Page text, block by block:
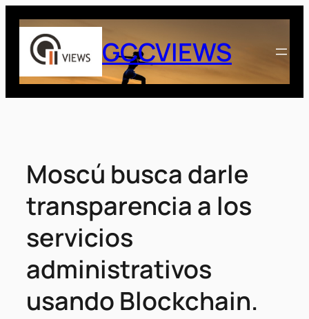
Saltar
contenido
GCCVIEWS
Moscú busca darle
transparencia a los
servicios
administrativos
usando Blockchain.